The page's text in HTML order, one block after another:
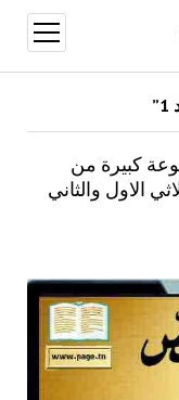
open
menu
مجموعة كبيرة من
الاول والثاني